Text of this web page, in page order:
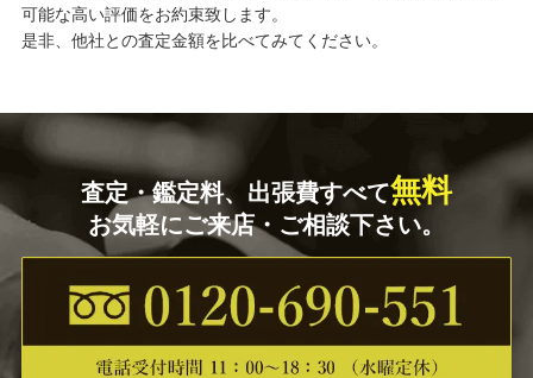
可能な高い評価をお約束致します。
是非、他社との査定金額を比べてみてください。
査定・鑑定料、出張費すべて無料
お気軽にご来店・ご相談下さい。